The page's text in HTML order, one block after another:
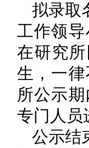
拟录取
工作领
在研究
生，一
所公示
专门人员
公示结